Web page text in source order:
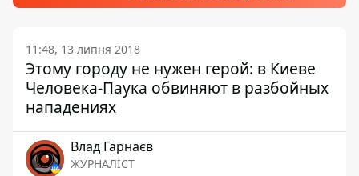
11:48, 13 липня 2018
Этому городу не нужен герой: в Киеве
Человека-Паука обвиняют в разбойных
нападениях
Влад Гарнаєв
ЖУРНАЛІСТ